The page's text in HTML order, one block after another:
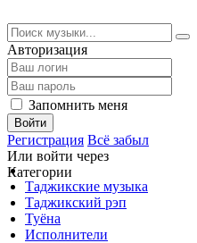
Авторизация
Запомнить меня
Войти
Регистрация Всё забыл
Или войти через
Категории
Таджикские музыка
Таджикский рэп
Туёна
Исполнители